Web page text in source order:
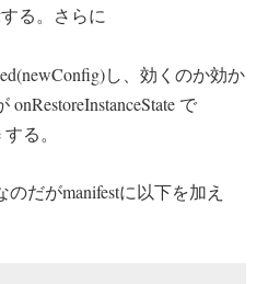
る。さらに
し、効くのか効か
で
る。
だがmanifestに以下を加え